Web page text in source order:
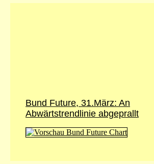
Bund Future, 31.März: An
Abwärtstrendlinie abgeprallt